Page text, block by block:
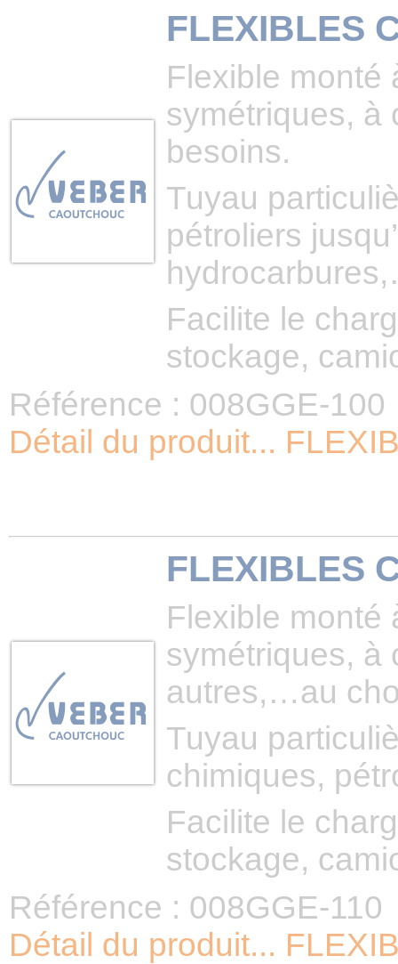
FLEXIBLES
Flexible
symétriques,
besoins.
Tuyau
pétroliers
Facilite le
stockage,
Référence : 008GGE-100
Détail du produit...
FLEXIBLES
Flexible
symétriques, à
autres,…au
Tuyau
chimiques,
Facilite le
stockage,
Référence : 008GGE-110
Détail du produit...